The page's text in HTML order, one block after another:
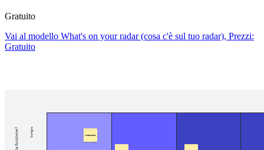
Gratuito
Vai al modello What's on your radar (cosa c'è sul tuo radar), Prezzi:
Gratuito